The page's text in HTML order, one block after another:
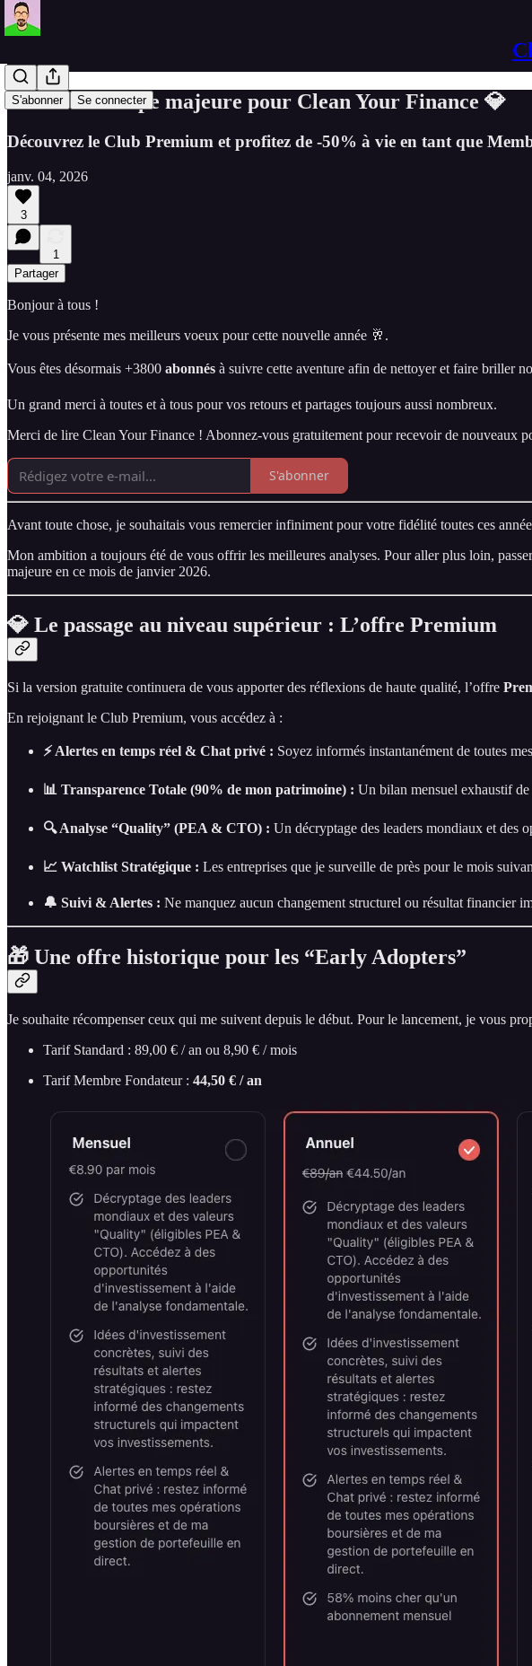
S'abonner Se connecter
#105 - Une étape majeure pour Clean Your Finance 💎
Découvrez le Club Premium et profitez de -50% à vie en tant que
janv. 04, 2026
3
1
Partager
Bonjour à tous !
Je vous présente mes meilleurs voeux pour cette nouvelle année 🥂.
Vous êtes désormais +3800 abonnés à suivre cette aventure afin de nettoyer et faire briller
Un grand merci à toutes et à tous pour vos retours et partages toujours aussi nombreux.
Merci de lire Clean Your Finance ! Abonnez-vous gratuitement pour recevoir de nouveaux
S'abonner
Avant toute chose, je souhaitais vous remercier infiniment pour votre fidélité toutes ces
Mon ambition a toujours été de vous offrir les meilleures analyses. Pour aller plus loin,
majeure en ce mois de janvier 2026.
💎 Le passage au niveau supérieur : L’offre Premium
Si la version gratuite continuera de vous apporter des réflexions de haute qualité, l’offre
En rejoignant le Club Premium, vous accédez à :
⚡ Alertes en temps réel & Chat privé : Soyez informés instantanément de toutes
📊 Transparence Totale (90% de mon patrimoine) : Un bilan mensuel exhaustif
🔍 Analyse “Quality” (PEA & CTO) : Un décryptage des leaders mondiaux et des
📈 Watchlist Stratégique : Les entreprises que je surveille de près pour le mois
🔔 Suivi & Alertes : Ne manquez aucun changement structurel ou résultat financier
🎁 Une offre historique pour les “Early Adopters”
Je souhaite récompenser ceux qui me suivent depuis le début. Pour le lancement, je vous
Tarif Standard : 89,00 € / an ou 8,90 € / mois
Tarif Membre Fondateur : 44,50 € / an